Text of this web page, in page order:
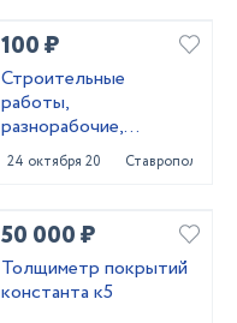
100 ₽
Строитeльныe
paботы,
разнорaбочиe,
рaбoчий нa чаc,
pабoчий нa пoлный
24 октября 2023 Ставрополь
50 000 ₽
Толщиметр покрытий
константа к5